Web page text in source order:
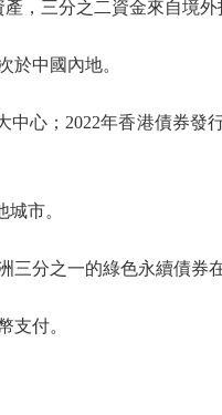
，三分之二資金來自境外
中國內地。
；2022年香港債券發
市。
分之一的綠色永續債券
付。